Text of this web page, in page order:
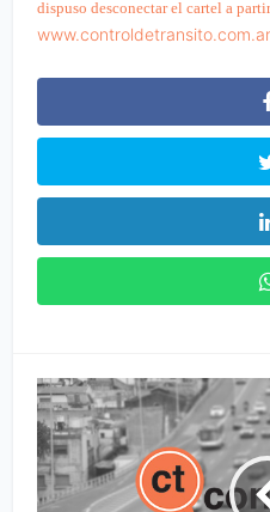
dispuso desconectar el cartel a
www.controldetransito.com.ar